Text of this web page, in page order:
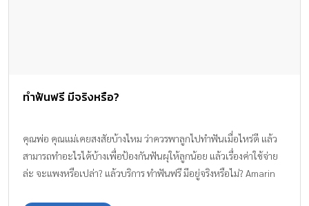
ทำฟันฟรี มีจริงหรือ?
คุณพ่อ คุณแม่เคยสงสัยบ้างไหม ว่าควรพาลูกไปทำฟันเมื่อไหร่ดี แล้ว
สามารถทำอะไรได้บ้างเพื่อป้องกันฟันผุให้ลูกน้อย แล้วเรื่องค่าใช้จ่าย
ล่ะ จะแพงหรือเปล่า? แล้วบริการ ทำฟันฟรี มีอยู่จริงหรือไม่? Amarin